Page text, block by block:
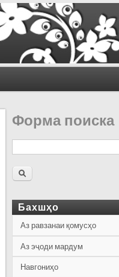
Форма поиска
Бахшҳо
Аз равзанаи қомусҳо
Аз эҷоди мардум
Навгониҳо